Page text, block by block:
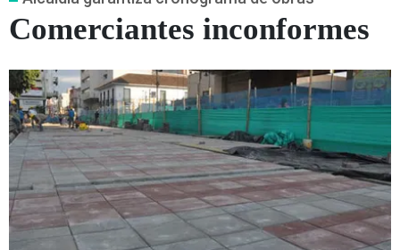
Comerciantes inconformes